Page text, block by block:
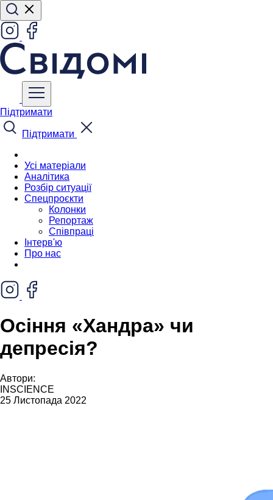
Підтримати
Підтримати
Усі матеріали
Аналітика
Розбір ситуації
Спецпроєкти
Колонки
Репортаж
Співпраці
Інтерв'ю
Про нас
Осіння «Хандра» чи
депресія?
Автори:
INSCIENCE
25 Листопада 2022